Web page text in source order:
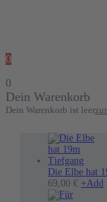
0
0
Dein Warenkorb
Dein Warenkorb ist leer
Die Elbe hat
69,00 € +Add